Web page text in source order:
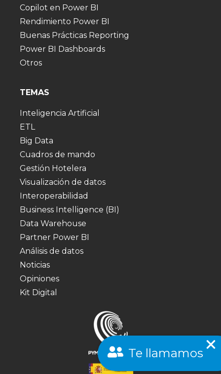
Te llamamos
Copilot en Power BI
Rendimiento Power BI
Buenas Prácticas Reporting
Power BI Dashboards
Otros
TEMAS
Inteligencia Artificial
ETL
Big Data
Cuadros de mando
Gestión Hotelera
Visualización de datos
Interoperabilidad
Business Intelligence (BI)
Data Warehouse
Partner Power BI
Análisis de datos
Noticias
Opiniones
Kit Digital